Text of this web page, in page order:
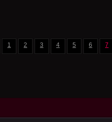
1 2 3 4 5 6 7